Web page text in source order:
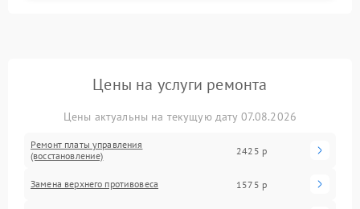
Цены на услуги ремонта
Цены актуальны на текущую дату 07.08.2026
Ремонт платы управления
(восстановление)
2425 р
Замена верхнего противовеса 1575 р